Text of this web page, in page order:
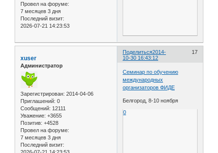
Провел на форуме:
7 месяцев 3 дня
Последний визит:
2026-07-21 14:23:53
Поделиться 17
2014-
10-30 16:43:12
xuser
Администратор
Зарегистрирован: 2014-04-06
Приглашений: 0
Сообщений: 12111
Уважение: +3655
Позитив: +4528
Провел на форуме:
7 месяцев 3 дня
Последний визит:
Семинар по обучению
международных
организаторов ФИДЕ
Белгород, 8-10 ноября
0